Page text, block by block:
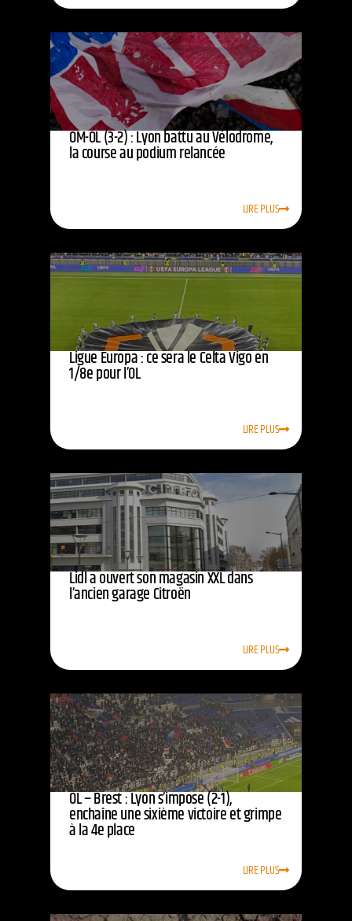
OM-OL (3-2) : Lyon battu au Vélodrome,
la course au podium relancée
LIRE PLUS
Ligue Europa : ce sera le Celta Vigo en
1/8e pour l’OL
LIRE PLUS
Lidl a ouvert son magasin XXL dans
l’ancien garage Citroën
LIRE PLUS
OL – Brest : Lyon s’impose (2-1),
enchaîne une sixième victoire et grimpe
à la 4e place
LIRE PLUS